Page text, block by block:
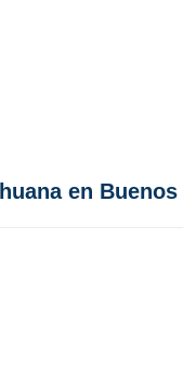
en Buenos